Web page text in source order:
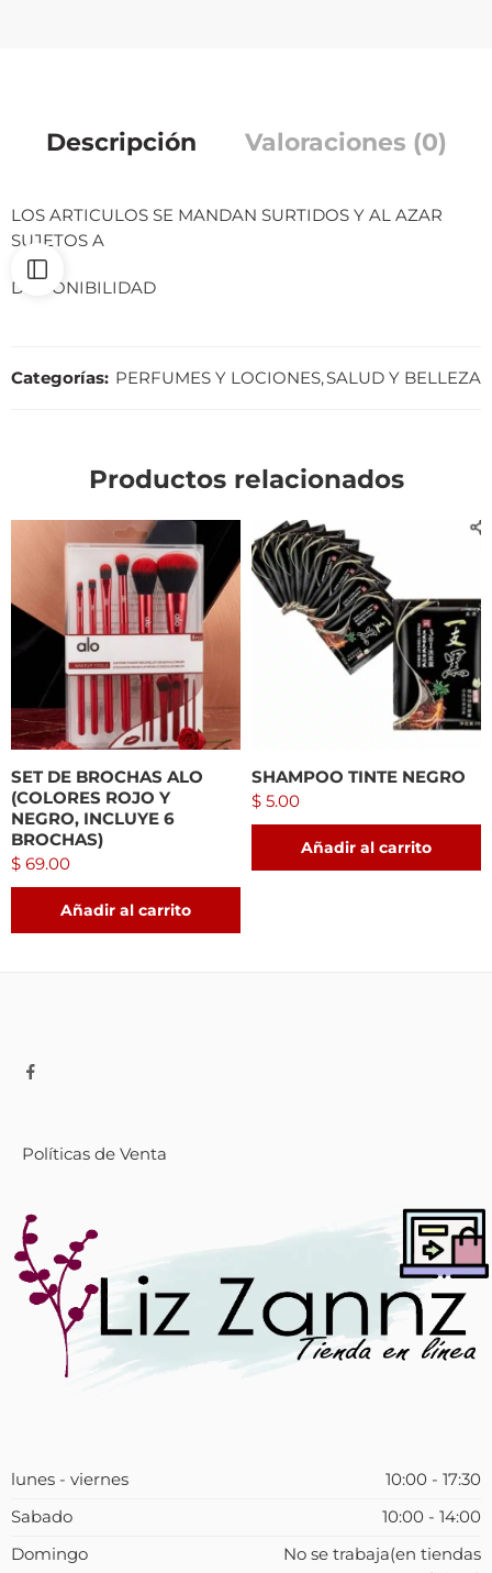
Descripción Valoraciones (0)
LOS ARTICULOS SE MANDAN SURTIDOS Y AL AZAR
SUJETOS A
DISPONIBILIDAD
Categorías: PERFUMES Y LOCIONES,SALUD Y BELLEZA
Productos relacionados
SET DE BROCHAS ALO
(COLORES ROJO Y
NEGRO, INCLUYE 6
BROCHAS)
$ 69.00
Añadir al carrito
SHAMPOO TINTE NEGRO
$ 5.00
Añadir al carrito
Políticas de Venta
lunes - viernes
10:00 - 17:30
Sabado
10:00 - 14:00
Domingo
No se trabaja(en tiendas